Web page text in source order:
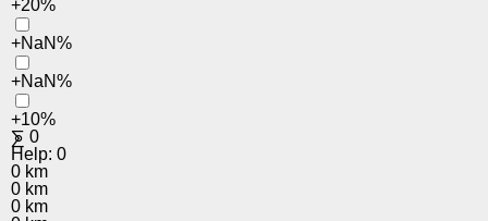
+20%
+NaN%
+NaN%
+10%
⨊ 0
Help: 0
0 km
0 km
0 km